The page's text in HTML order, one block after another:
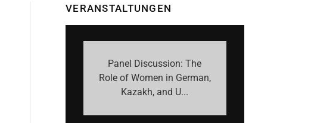
VERANSTALTUNGEN
Panel Discussion: The
Role of Women in German,
Kazakh, and U...